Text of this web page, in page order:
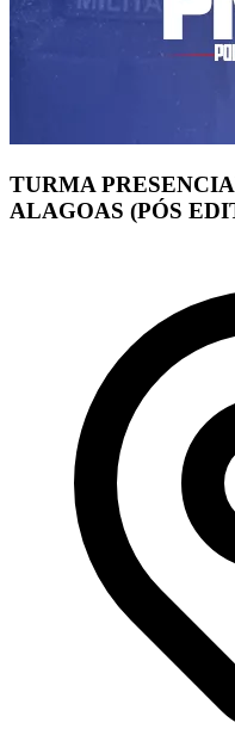
TURMA
ALAGOAS (PÓS